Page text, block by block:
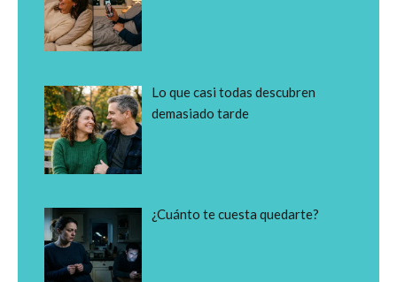
Lo que casi todas descubren
demasiado tarde
¿Cuánto te cuesta quedarte?